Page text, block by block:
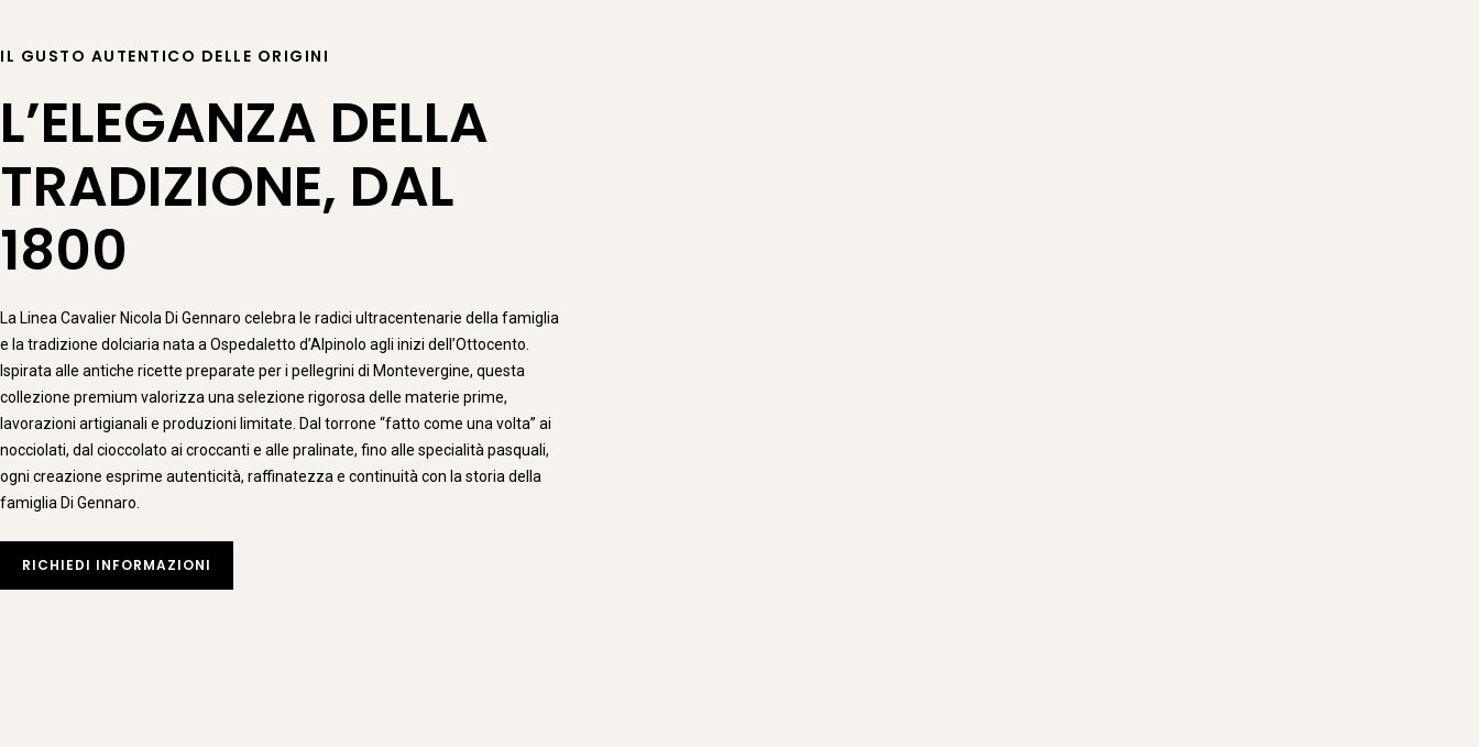
IL GUSTO AUTENTICO DELLE ORIGINI
L’ELEGANZA DELLA
TRADIZIONE, DAL
1800
La Linea Cavalier Nicola Di Gennaro celebra le radici ultracentenarie della famiglia
e la tradizione dolciaria nata a Ospedaletto d’Alpinolo agli inizi dell’Ottocento.
Ispirata alle antiche ricette preparate per i pellegrini di Montevergine, questa
collezione premium valorizza una selezione rigorosa delle materie prime,
lavorazioni artigianali e produzioni limitate. Dal torrone “fatto come una volta” ai
nocciolati, dal cioccolato ai croccanti e alle pralinate, fino alle specialità pasquali,
ogni creazione esprime autenticità, raffinatezza e continuità con la storia della
famiglia Di Gennaro.
RICHIEDI INFORMAZIONI